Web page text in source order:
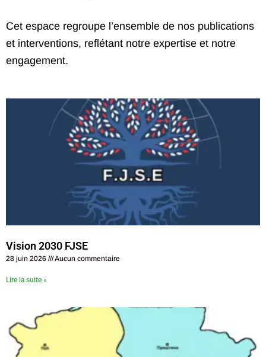
Cet espace regroupe l’ensemble de nos publications
et interventions, reflétant notre expertise et notre
engagement.
Vision 2030 FJSE
28 juin 2026 Aucun commentaire
Lire la suite »